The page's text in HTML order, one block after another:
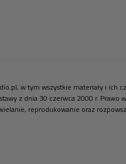
w tym wszystkie materiały i
z dnia 30 czerwca 2000 r.
reprodukowanie oraz